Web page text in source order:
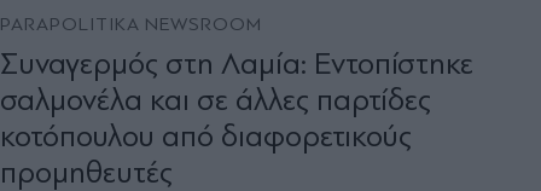
PARAPOLITIKA NEWSROOM
Συναγερμός στη Λαμία: Εντοπίστηκε
σαλμονέλα και σε άλλες παρτίδες
κοτόπουλου από διαφορετικούς
προμηθευτές